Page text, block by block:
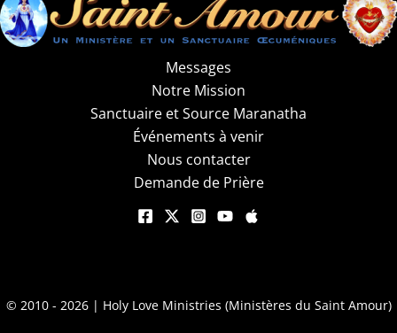
Messages
Notre Mission
Sanctuaire et Source Maranatha
Événements à venir
Nous contacter
Demande de Prière
© 2010 - 2026 | Holy Love Ministries (Ministères du Saint Amour)